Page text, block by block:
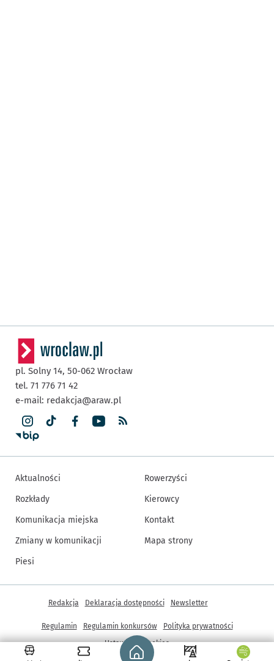
Strona główna - wroclaw.pl
pl. Solny 14, 50-062 Wrocław
tel. 71 776 71 42
e-mail: redakcja@araw.pl
Aktualności
Rozkłady
Komunikacja miejska
Zmiany w komunikacji
Piesi
Rowerzyści
Kierowcy
Kontakt
Mapa strony
Inne informacje
Redakcja Deklaracja dostępności Newsletter
Regulamin Regulamin konkursów
Polityka prywatności
Ustawienia cookies